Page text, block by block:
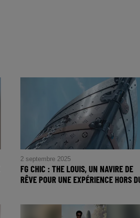
2 septembre 2025
FG CHIC : THE LOUIS, UN NAVIRE DE
RÊVE POUR UNE EXPÉRIENCE HORS
commun à Shanghai